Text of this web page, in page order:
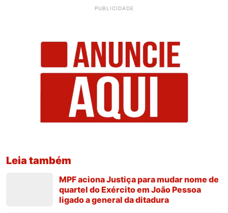
PUBLICIDADE
Leia também
MPF aciona Justiça para mudar nome de
quartel do Exército em João Pessoa
ligado a general da ditadura